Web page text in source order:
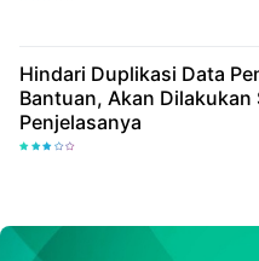
Hindari Duplikasi Data
Bantuan, Akan Dilakukan
Penjelasanya